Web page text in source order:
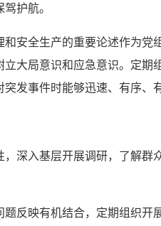
护航。
安全生产的重要论述作为党
大局意识和应急意识。定期
发事件时能够迅速、有序、
深入基层开展调研，了解群
反映有机结合，定期组织开